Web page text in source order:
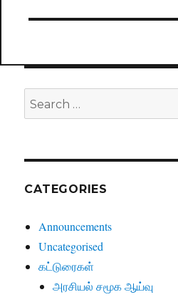
Search
for:
CATEGORIES
Announcements
Uncategorised
கட்டுரைகள்
அரசியல் சமூக ஆய்வு